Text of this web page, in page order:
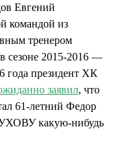
Евгений
командой из
тренером
сезоне 2015-2016 —
года президент ХК
заявил, что
61-летний Федор
какую-нибудь